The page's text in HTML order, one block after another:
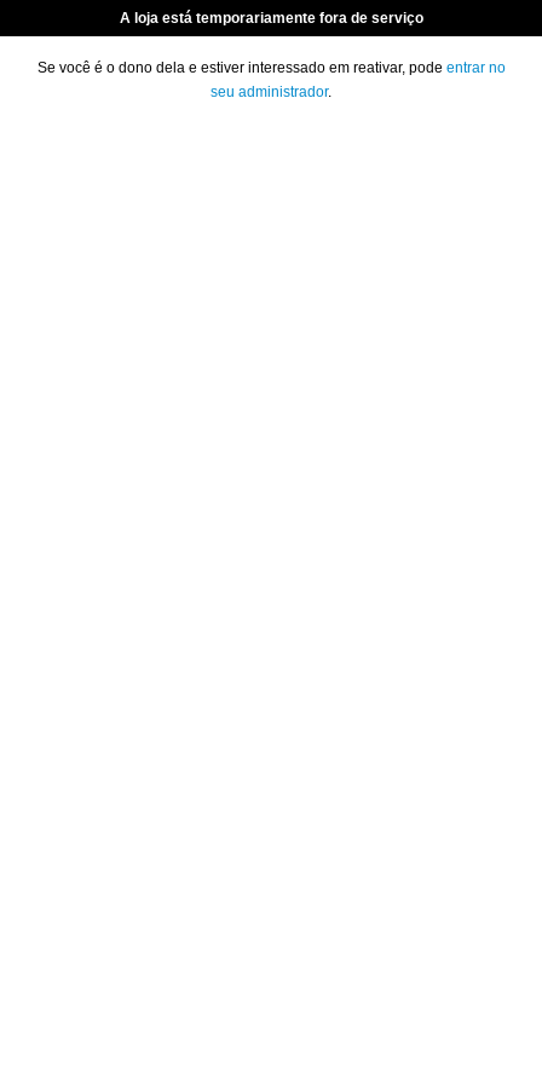
A loja está temporariamente fora de serviço
Se você é o dono dela e estiver interessado em reativar, pode entrar no
seu administrador.